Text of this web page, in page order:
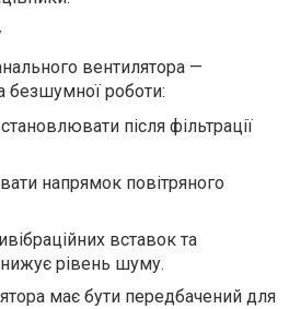
вентилятора —
безшумної роботи:
після фільтрації
напрямок повітряного
вставок та
рівень шуму.
має бути передбачений для